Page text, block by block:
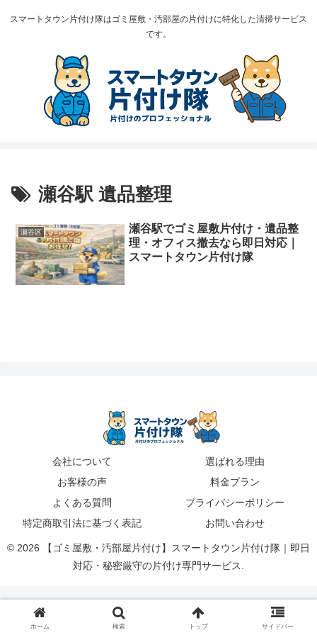
スマートタウン片付け隊はゴミ屋敷・汚部屋の片付けに特化した清掃サービス
です。
瀬谷駅 遺品整理
瀬谷区
瀬谷駅でゴミ屋敷片付け・遺品整
理・オフィス撤去なら即日対応｜
スマートタウン片付け隊
会社について
選ばれる理由
お客様の声
料金プラン
よくある質問
プライバシーポリシー
特定商取引法に基づく表記
お問い合わせ
© 2026 【ゴミ屋敷・汚部屋片付け】スマートタウン片付け隊｜即日
対応・秘密厳守の片付け専門サービス.
ホーム 検索 トップ サイドバー